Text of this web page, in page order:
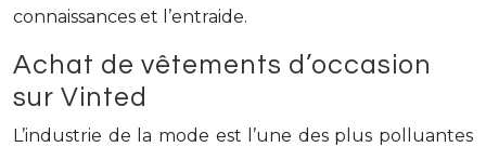
connaissances et l’entraide.
Achat de vêtements d’occasion
sur Vinted
L’industrie de la mode est l’une des plus polluantes